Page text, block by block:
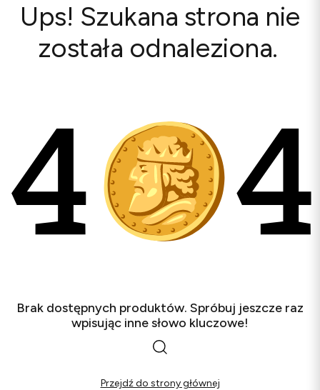
Ups! Szukana strona nie
została odnaleziona.
Brak dostępnych produktów. Spróbuj jeszcze raz
wpisując inne słowo kluczowe!
Przejdź do strony głównej